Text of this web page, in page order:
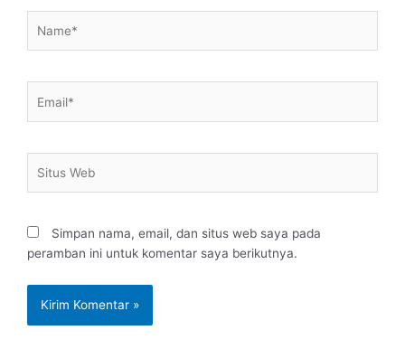
Web
Simpan nama, email, dan situs web saya pada
peramban ini untuk komentar saya berikutnya.